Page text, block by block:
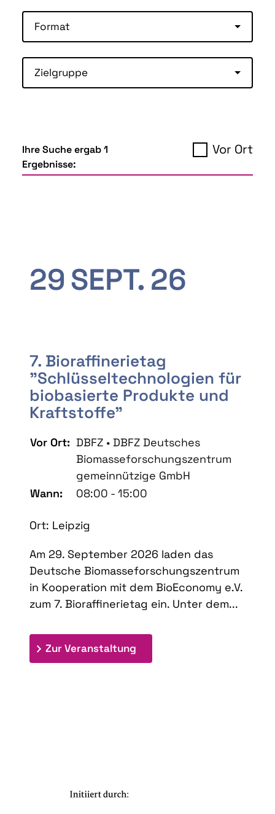
Format
Zielgruppe
Ihre Suche ergab 1
Ergebnisse:
Vor Ort
29SEPT. 26
7. Bioraffinerietag
"Schlüsseltechnologien für
biobasierte Produkte und
Kraftstoffe"
Vor Ort: DBFZ • DBFZ Deutsches
Biomasseforschungszentrum
gemeinnützige GmbH
Wann:
08:00 - 15:00
Ort: Leipzig
Am 29. September 2026 laden das
Deutsche Biomasseforschungszentrum
in Kooperation mit dem BioEconomy e.V.
zum 7. Bioraffinerietag ein. Unter dem...
Zur Veranstaltung